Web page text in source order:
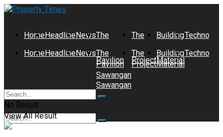
HomeHeadlineNewsThe
Pavilion
Sawangan
The
Project
Building
Material
HomeHeadlineNewsThe
Pavilion
Sawangan
The
Project
Building
Material
No Result
View All Result